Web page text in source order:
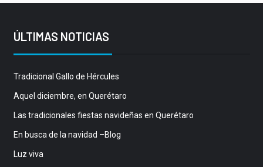
ÚLTIMAS NOTICIAS
Tradicional Gallo de Hércules
Aquel diciembre, en Querétaro
Las tradicionales fiestas navideñas en Querétaro
En busca de la navidad –Blog
Luz viva